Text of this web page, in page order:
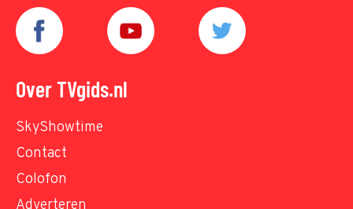
Over TVgids.nl
SkyShowtime
Contact
Colofon